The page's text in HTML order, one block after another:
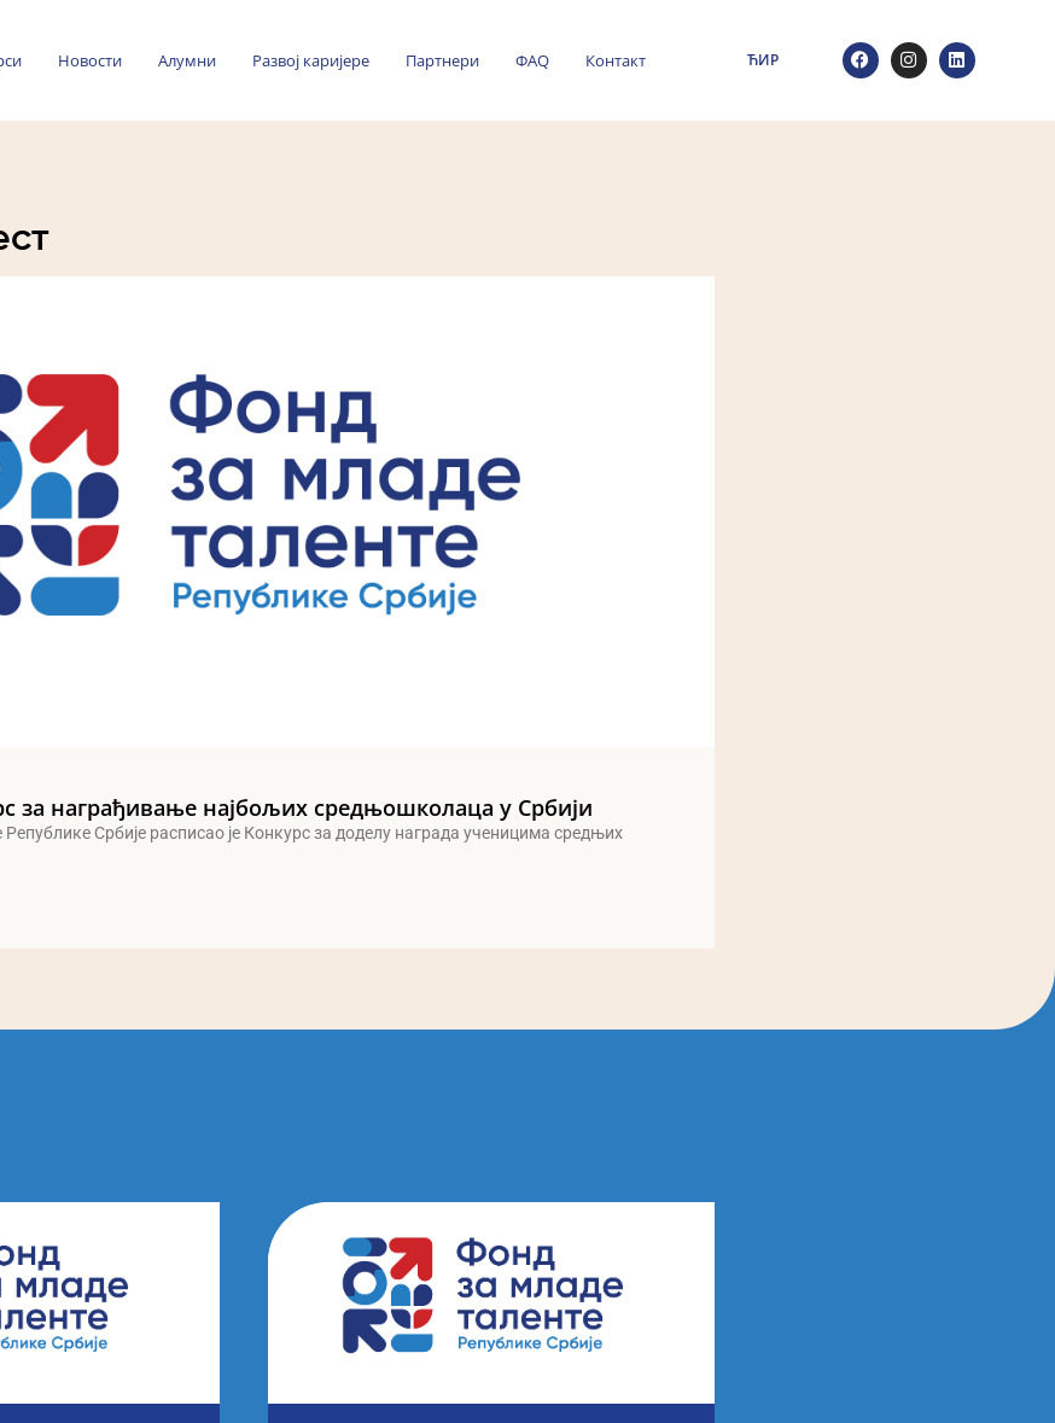
Новости Алумни Развој каријере Партнери ФАQ Контакт ЋИР
за награђивање најбољих средњошколаца у Србији
Србије расписао је Конкурс за доделу награда ученицима средњих